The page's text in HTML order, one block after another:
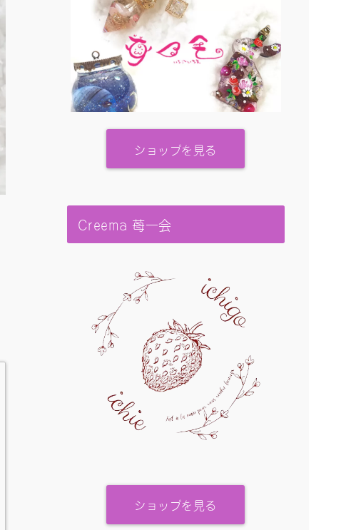
ショップを見る
Creema 苺一会
ショップを見る